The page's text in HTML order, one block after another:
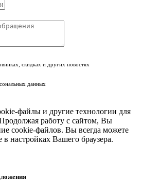
скидках и других новостях
данных
файлы и другие технологии для
работу с сайтом, Вы
cookie-файлов. Вы всегда можете
настройках Вашего браузера.